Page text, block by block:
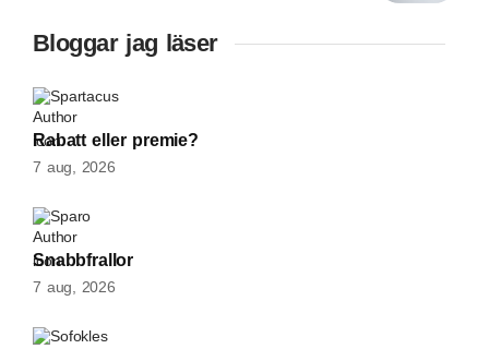
Bloggar jag läser
Spartacus
Rabatt eller premie?
7 aug, 2026
Sparo
Snabbfrallor
7 aug, 2026
Sofokles